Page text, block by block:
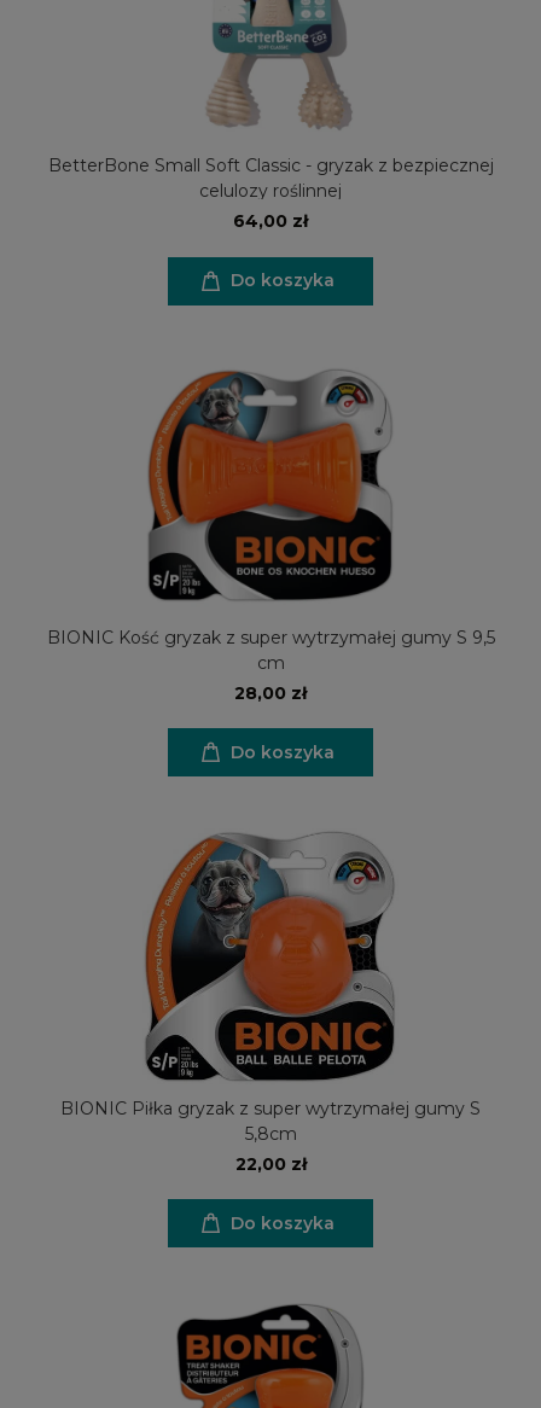
BetterBone Small Soft Classic - gryzak z bezpiecznej
celulozy roślinnej
64,00 zł
Do koszyka
BIONIC Kość gryzak z super wytrzymałej gumy S 9,5
cm
28,00 zł
Do koszyka
BIONIC Piłka gryzak z super wytrzymałej gumy S
5,8cm
22,00 zł
Do koszyka